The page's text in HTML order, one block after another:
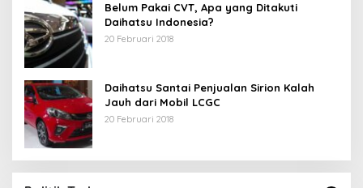
Belum Pakai CVT, Apa yang Ditakuti
Daihatsu Indonesia?
20 Februari 2018
Daihatsu Santai Penjualan Sirion Kalah
Jauh dari Mobil LCGC
20 Februari 2018